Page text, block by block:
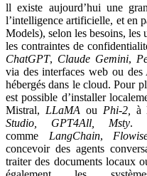
ll existe aujourd’hui une
l’intelligence artificielle, et en
Models), selon les besoins, les
les contraintes de
ChatGPT, Claude Gemini,
via des interfaces web ou des
hébergés dans le cloud. Pour
est possible d’installer
Mistral, LLaMA ou Phi-2, à
Studio,
GPT4All, Msty.
comme LangChain,
concevoir des agents
traiter des documents locaux